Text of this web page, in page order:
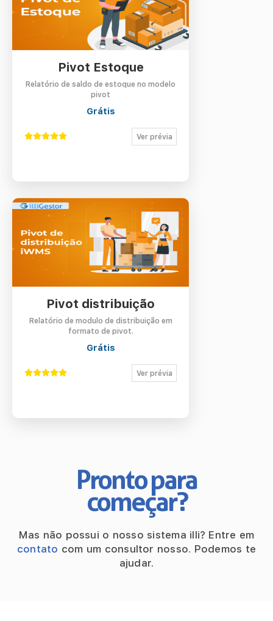
Pivot Estoque
Relatório de saldo de estoque no modelo
pivot
Grátis
Ver prévia
Pivot distribuição
Relatório de modulo de distribuição em
formato de pivot.
Grátis
Ver prévia
Pronto para
começar?
Mas não possui o nosso sistema illi? Entre em
contato com um consultor nosso. Podemos te
ajudar.